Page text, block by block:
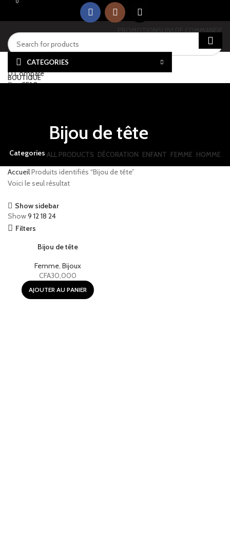
Login / Register
0Compare
0
CFA0
0
CATEGORIES
BOUTIQUE
Bijou de tête
Categories ALL PRODUCTS DÉCORATION ENFANT FEMME HOMME
AccueilProduits identifiés “Bijou de tête”
Voici le seul résultat
Show sidebar
Show9 1218 24
Filters
Bijou de tête
Femme, Bijoux
CFA30,000
AJOUTER AU PANIER